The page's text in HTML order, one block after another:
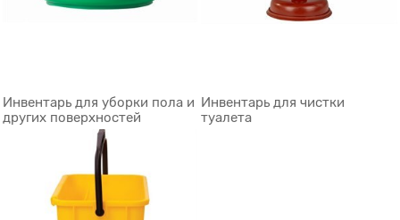
Инвентарь для уборки пола и
других поверхностей
Инвентарь для чистки
туалета